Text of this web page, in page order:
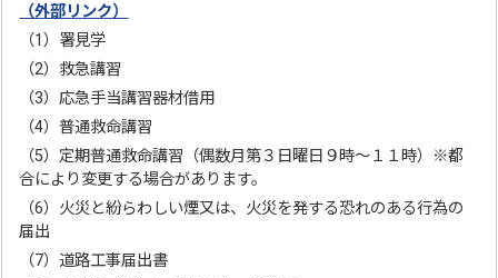
（外部リンク）
（1）署見学
（2）救急講習
（3）応急手当講習器材借用
（4）普通救命講習
（5）定期普通救命講習（偶数月第３日曜日９時～１１時）※都
合により変更する場合があります。
（6）火災と紛らわしい煙又は、火災を発する恐れのある行為の
届出
（7）道路工事届出書